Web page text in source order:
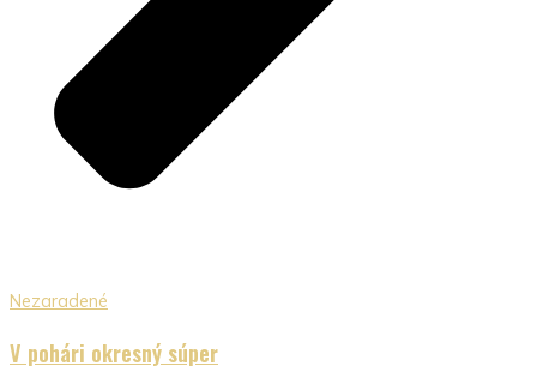
Nezaradené
V pohári okresný súper